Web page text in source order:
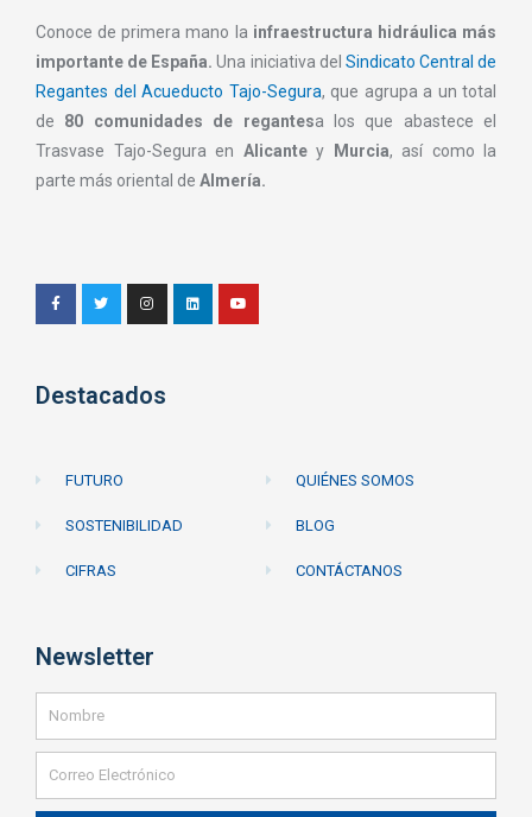
Conoce de primera mano la infraestructura hidráulica más
importante de España.Una iniciativa del Sindicato Central de
Regantes del Acueducto Tajo-Segura, que agrupa a un total
de 80 comunidades de regantesa los que abastece el
Trasvase Tajo-Segura en Alicante y Murcia, así como la
parte más oriental de Almería.
Destacados
FUTURO
SOSTENIBILIDAD
CIFRAS
QUIÉNES SOMOS
BLOG
CONTÁCTANOS
Newsletter